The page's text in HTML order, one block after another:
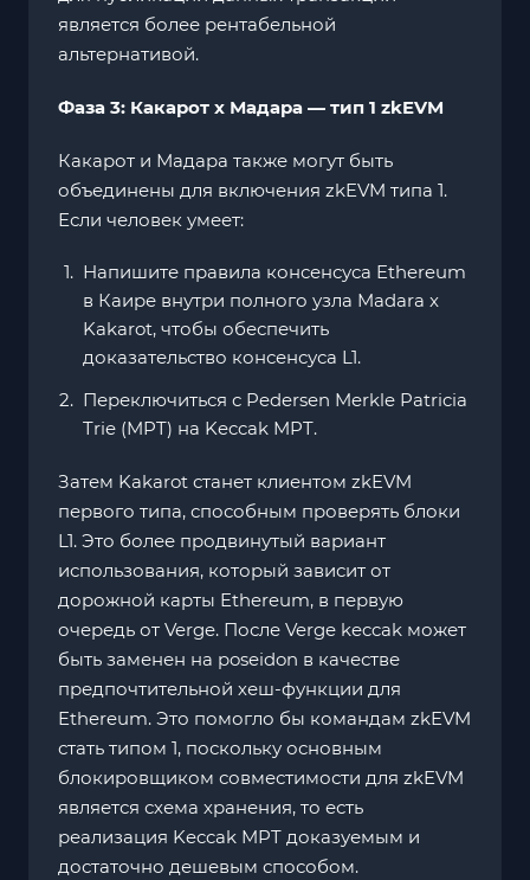
является более рентабельной
альтернативой.
Фаза 3: Какарот x Мадара — тип 1 zkEVM
Какарот и Мадара также могут быть
объединены для включения zkEVM типа 1.
Если человек умеет:
Напишите правила консенсуса Ethereum
в Каире внутри полного узла Madara x
Kakarot, чтобы обеспечить
доказательство консенсуса L1.
Переключиться с Pedersen Merkle Patricia
Trie (MPT) на Keccak MPT.
Затем Kakarot станет клиентом zkEVM
первого типа, способным проверять блоки
L1. Это более продвинутый вариант
использования, который зависит от
дорожной карты Ethereum, в первую
очередь от Verge. После Verge keccak может
быть заменен на poseidon в качестве
предпочтительной хеш-функции для
Ethereum. Это помогло бы командам zkEVM
стать типом 1, поскольку основным
блокировщиком совместимости для zkEVM
является схема хранения, то есть
реализация Keccak MPT доказуемым и
достаточно дешевым способом.